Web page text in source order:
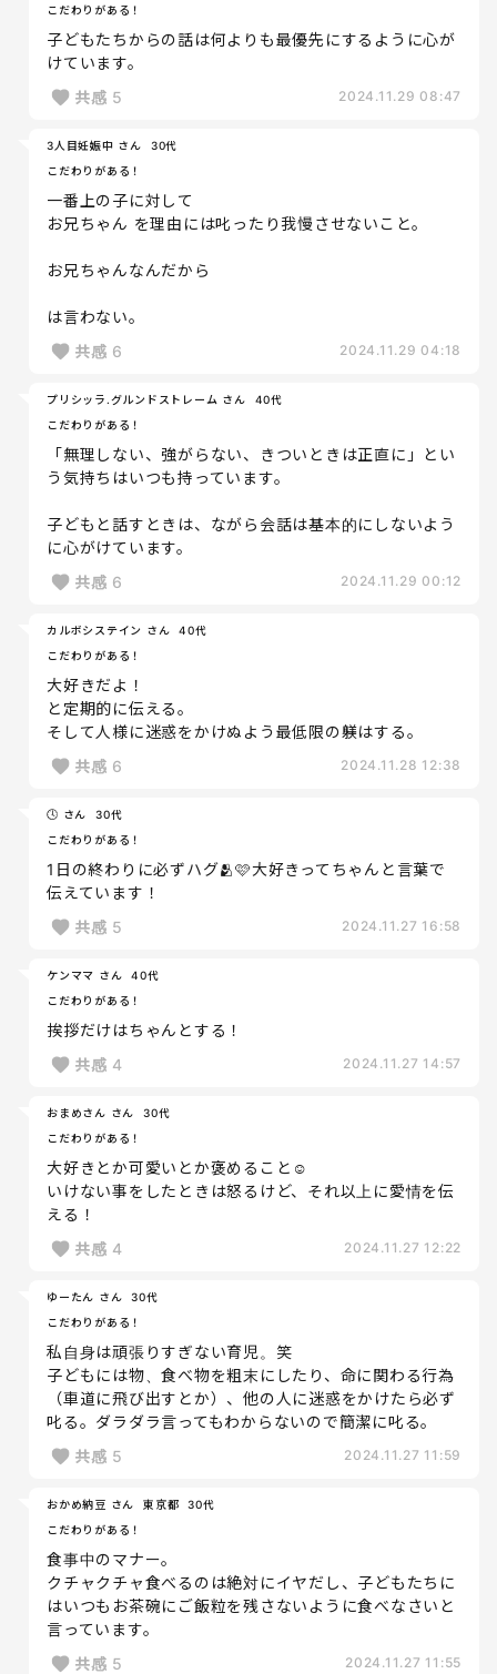
こだわりがある！
子どもたちからの話は何よりも最優先にするように心が
けています。
共感 5 2024.11.29 08:47
3人目妊娠中 さん
30代
こだわりがある！
一番上の子に対して
お兄ちゃん を理由には叱ったり我慢させないこと。
お兄ちゃんなんだから
は言わない。
共感 6 2024.11.29 04:18
プリシッラ.グルンドストレーム さん
40代
こだわりがある！
「無理しない、強がらない、きついときは正直に」とい
う気持ちはいつも持っています。
子どもと話すときは、ながら会話は基本的にしないよう
に心がけています。
共感 6 2024.11.29 00:12
カルボシステイン さん
40代
こだわりがある！
大好きだよ！
と定期的に伝える。
そして人様に迷惑をかけぬよう最低限の躾はする。
共感 6 2024.11.28 12:38
🕓 さん
30代
こだわりがある！
1日の終わりに必ずハグ🫂🩷大好きってちゃんと言葉で
伝えています！
共感 5 2024.11.27 16:58
ケンママ さん
40代
こだわりがある！
挨拶だけはちゃんとする！
共感 4 2024.11.27 14:57
おまめさん さん
30代
こだわりがある！
大好きとか可愛いとか褒めること☺️
いけない事をしたときは怒るけど、それ以上に愛情を伝
える！
共感 4 2024.11.27 12:22
ゆーたん さん
30代
こだわりがある！
私自身は頑張りすぎない育児。笑
子どもには物、食べ物を粗末にしたり、命に関わる行為
（車道に飛び出すとか）、他の人に迷惑をかけたら必ず
叱る。ダラダラ言ってもわからないので簡潔に叱る。
共感 5 2024.11.27 11:59
おかめ納豆 さん 東京都
30代
こだわりがある！
食事中のマナー。
クチャクチャ食べるのは絶対にイヤだし、子どもたちに
はいつもお茶碗にご飯粒を残さないように食べなさいと
言っています。
共感 5 2024.11.27 11:55